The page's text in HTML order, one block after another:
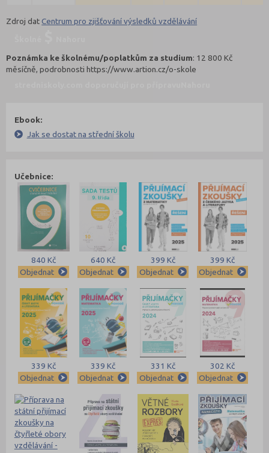
Zdroj datCentrum pro zjišťování výsledků vzdělávání
Poznámka ke školnému/poplatkům za studium: 12 800 Kč
měsíčně, podrobnosti https://www.artion.cz/o-skole
Ebook:
Jak se dostat na střední školu
Učebnice:
840 Kč
Objednat
640 Kč
Objednat
399 Kč
Objednat
399 Kč
Objednat
339 Kč
Objednat
339 Kč
Objednat
331 Kč
Objednat
302 Kč
Objednat